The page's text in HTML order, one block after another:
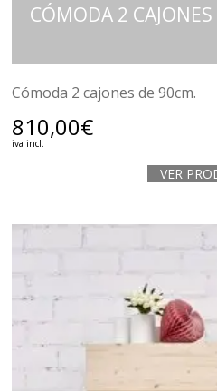
CÓMODA 2
Cómoda 2 cajones de 90cm.
810,00€
iva incl.
VER